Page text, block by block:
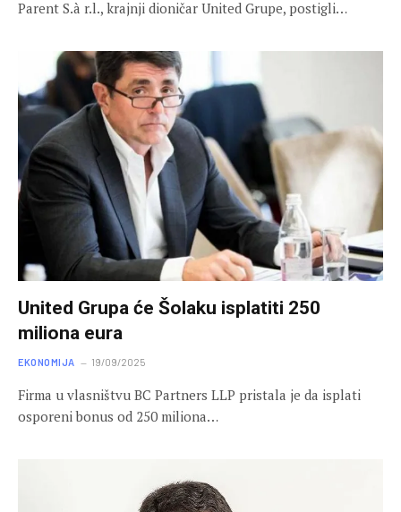
Parent S.à r.l., krajnji dioničar United Grupe, postigli…
United Grupa će Šolaku isplatiti 250
miliona eura
EKONOMIJA 19/09/2025
Firma u vlasništvu BC Partners LLP pristala je da isplati
osporeni bonus od 250 miliona…